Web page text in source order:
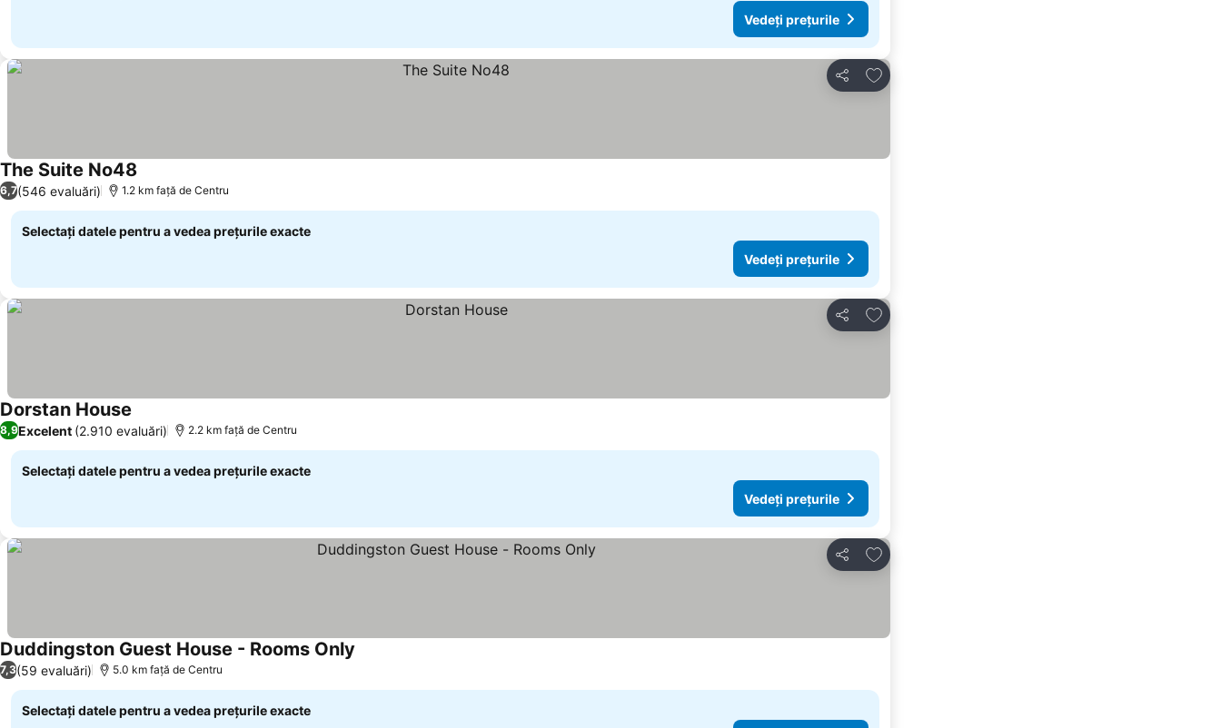
Vedeți prețurile
Distribuiți
Adăugaţi la favorite
The Suite No48
6,7(546 evaluări) 1.2 km faţă de Centru
Selectați datele pentru a vedea prețurile exacte
Vedeți prețurile
Distribuiți
Adăugaţi la favorite
Dorstan House Vedeți prețurile
8,9Excelent (2.910 evaluări) 2.2 km faţă de Centru
Selectați datele pentru a vedea prețurile exacte
Vedeți prețurile
Distribuiți
Adăugaţi la favorite
Duddingston Guest House - Rooms Only
7,3(59 evaluări) 5.0 km faţă de Centru
Selectați datele pentru a vedea prețurile exacte